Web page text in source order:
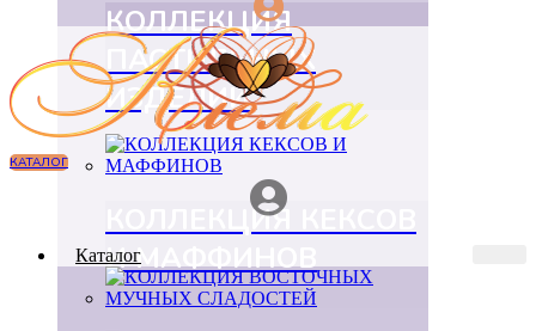
КОЛЛЕКЦИЯ
ПАСТИЛЬНЫХ
ИЗДЕЛИЙ
КОЛЛЕКЦИЯ КЕКСОВ
И МАФФИНОВ
КАТАЛОГ
Каталог